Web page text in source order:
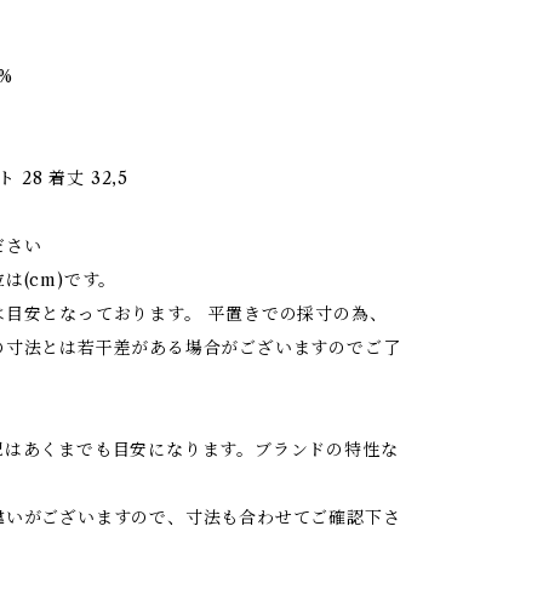
28 着丈 32,5
い
(cm)です。
安となっております。 平置きでの採寸の為、
法とは若干差がある場合がございますのでご了
あくまでも目安になります。ブランドの特性な
がございますので、寸法も合わせてご確認下さ